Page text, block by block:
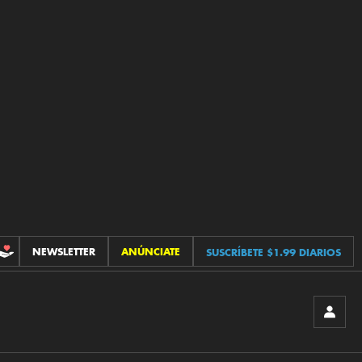
CONTRIBUCIONES
NEWSLETTER ANÚNCIATE SUSCRÍBETE $1.99 DIARIOS